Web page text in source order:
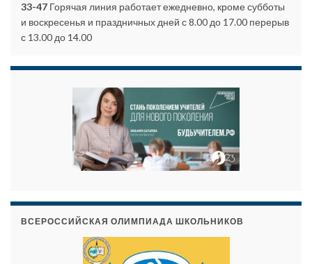
33-47 Горячая линия работает ежедневно, кроме субботы
и воскресенья и праздничных дней с 8.00 до 17.00 перерыв
с 13.00 до 14.00
ВСЕРОССИЙСКАЯ ОЛИМПИАДА ШКОЛЬНИКОВ